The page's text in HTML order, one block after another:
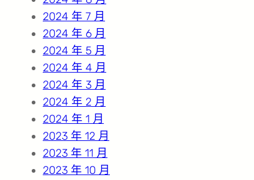
2024 年 7 月
2024 年 6 月
2024 年 5 月
2024 年 4 月
2024 年 3 月
2024 年 2 月
2024 年 1 月
2023 年 12 月
2023 年 11 月
2023 年 10 月